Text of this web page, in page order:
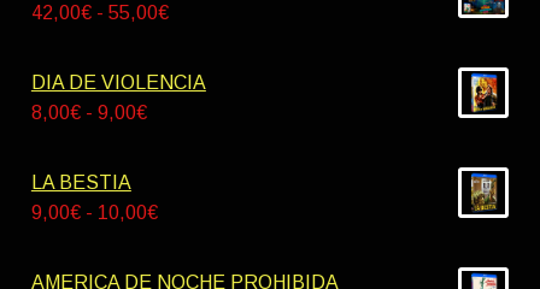
42,00€ - 55,00€Rango
precios:
DIA DE VIOLENCIA
8,00€ - 9,00€Rango
desde
LA BESTIA
9,00€ - 10,00€Rango
precios:
AMERICA DE NOCHE PROHIBIDA